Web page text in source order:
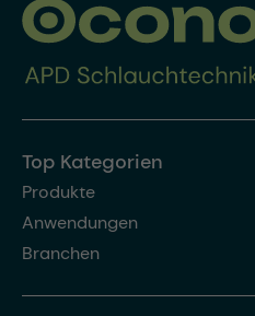
Top Kategorien
Produkte
Anwendungen
Branchen